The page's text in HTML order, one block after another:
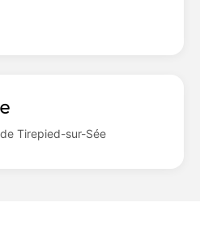
Tirepied-sur-Sée